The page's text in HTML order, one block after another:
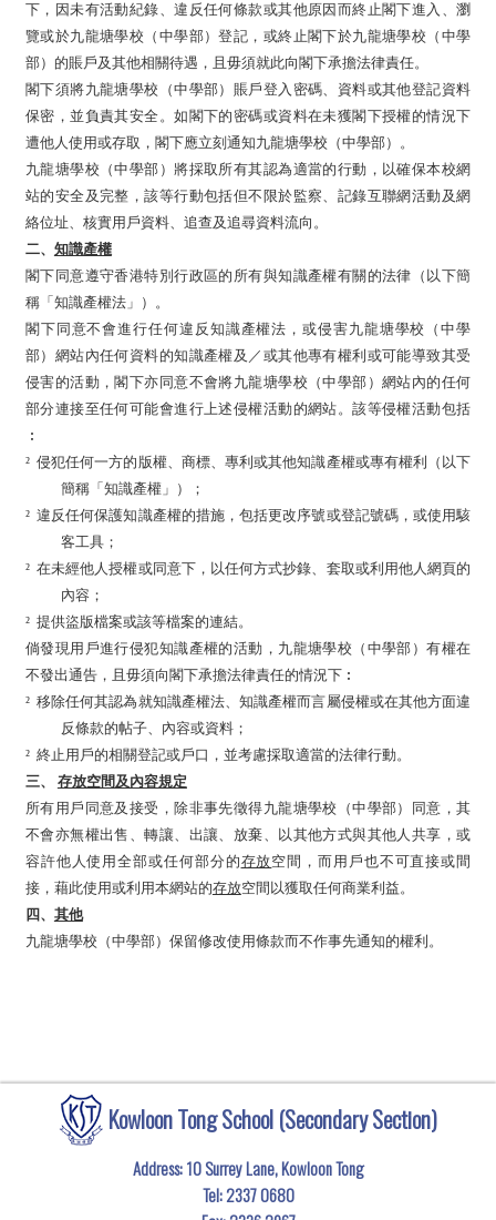
下，因未有活動紀錄、違反任何條款或其他原因而終止閣下進入、瀏
覽或於九龍塘學校（中學部）登記，或終止閣下於九龍塘學校（中學
部）的賬戶及其他相關待遇 ，且毋須就此向閣下承擔法律責任。
閣下須將九龍塘學校（中學部）賬戶登入密碼、資料或其他登記資料
保密，並負責其安全。如閣下的密碼或資料在未獲閣下授權的情況下
遭他人使用或存取，閣下應立刻通知九龍塘學校（中學部）。
九龍塘學校（中學部）將採取所有其認為適當的行動，以確保本校網
站的安全及完整，該等行動包括但不限於監察、記錄互聯網活動及網
絡位址、核實用戶資料、追查及追尋資料流向。
二、 知識產權
閣下同意遵守香港特別行政區的所有與知識產權有關的法律（以下簡
稱「知識產權法」）。
閣下同意不會進行任何違反知識產權法，或侵害九龍塘學校（中學
部）網站內任何資料的知識產權及／或其他專有權利或可能導致其受
侵害的活動，閣下亦同意不會將九龍塘學校（中學部）網站內的任何
部分連接至任何可能會進行上述侵權活動的網站。該等侵權活動包括
︰
² 侵犯任何一方的版權、商標、專利或其他知識產權或專有權利（以下
簡稱「知識產權」）；
² 違反任何保護知識產權的措施，包括更改序號或登記號碼，或使用駭
客工具；
² 在未經他人授權或同意下，以任何方式抄錄、套取或利用他人網頁的
內容；
² 提供盜版檔案或該等檔案的連結。
倘發現用戶進行侵犯知識產權的活動，九龍塘學校（中學部）有權在
不發出通告，且毋須向閣下承擔法律責任的情況下︰
² 移除任何其認為就知識產權法、知識產權而言屬侵權或在其他方面違
反條款的帖子、內容或資料；
² 終止用戶的相關登記或戶口，並考慮採取適當的法律行動。
三、
存放空間及內容規定
所有用戶同意及接受，除非事先徵得九龍塘學校（中學部）同意，其
不會亦無權出售、轉讓、出讓、放棄、以其他方式與其他人共享，或
容許他人使用全部或任何部分的存放空間，而用戶也不可直接或間
接，藉此使用或利用本網站的存放空間 以獲取任何商業利益。
四、 其他
九龍塘學校（中學部）保留修改使用條款而不作事先通知的權利。
Kowloon Tong School (Secondary Section)
Address: 10 Surrey Lane, Kowloon Tong
Tel:2337 0680